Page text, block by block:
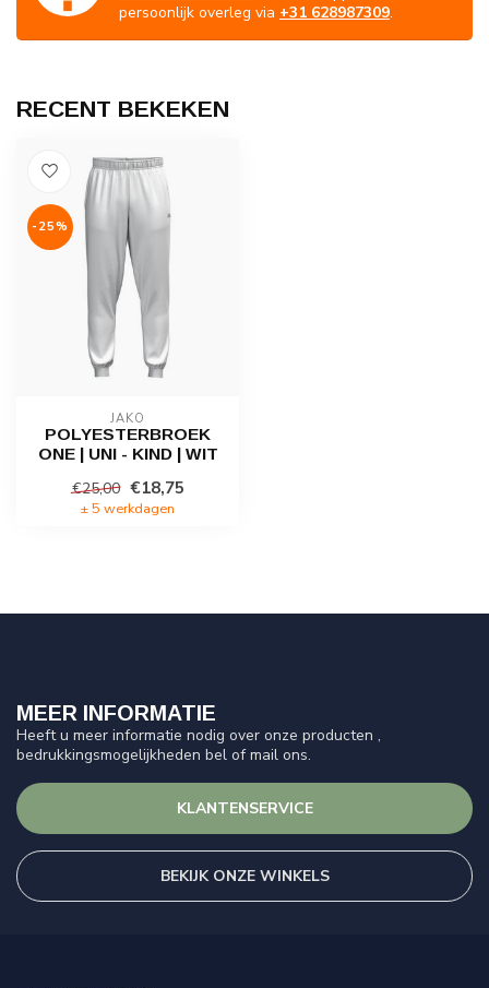
persoonlijk overleg via +31 628987309.
RECENT BEKEKEN
-25%
JAKO
POLYESTERBROEK
ONE | UNI - KIND | WIT
€25,00 €18,75
± 5 werkdagen
MEER INFORMATIE
Heeft u meer informatie nodig over onze producten ,
bedrukkingsmogelijkheden bel of mail ons.
KLANTENSERVICE
BEKIJK ONZE WINKELS